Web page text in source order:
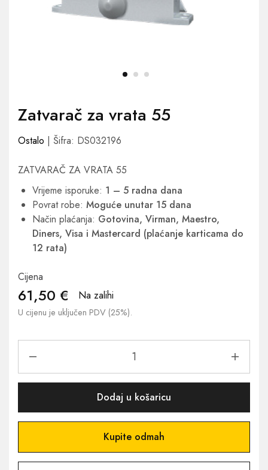
Zatvarač za vrata 55
Ostalo | Šifra: DS032196
ZATVARAČ ZA VRATA 55
Vrijeme isporuke: 1 – 5 radna dana
Povrat robe: Moguće unutar 15 dana
Način plaćanja: Gotovina, Virman, Maestro,
Diners, Visa i Mastercard (plaćanje karticama do
12 rata)
Cijena
61,50 € Na zalihi
U cijenu je uključen PDV (25%).
Dodaj u košaricu
Kupite odmah